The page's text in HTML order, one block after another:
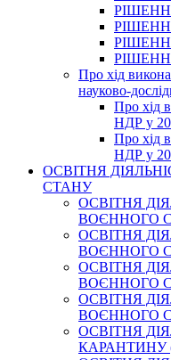
Про хід
науково-
Про хід
НДР у
Про хід
НДР у
ОСВІТНЯ
СТАНУ
ОСВІТНЯ
ВОЄННОГО
ОСВІТНЯ
ВОЄННОГО
ОСВІТНЯ
ВОЄННОГО
ОСВІТНЯ
ВОЄННОГО
ОСВІТНЯ
КАРАНТИНУ